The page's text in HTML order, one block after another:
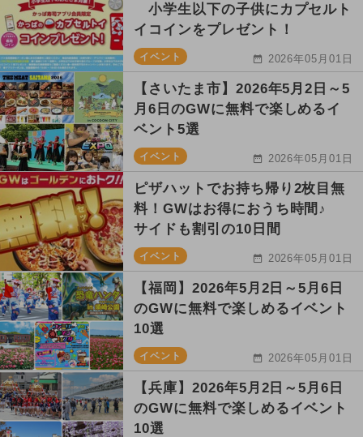
小学生以下の子供にカプセルト
イコインをプレゼント！
イベント 2026年05月01日
【さいたま市】2026年5月2日～5
月6日のGWに無料で楽しめるイ
ベント5選
イベント 2026年05月01日
ピザハットでお持ち帰り2枚目無
料！GWはお得におうち時間♪
サイドも割引の10日間
イベント 2026年05月01日
【福岡】2026年5月2日～5月6日
のGWに無料で楽しめるイベント
10選
イベント 2026年05月01日
【兵庫】2026年5月2日～5月6日
のGWに無料で楽しめるイベント
10選